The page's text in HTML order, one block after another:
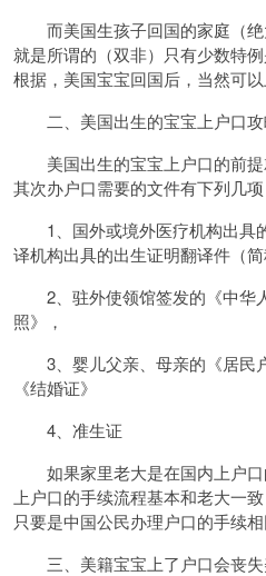
而美国生孩子回国的家庭（绝
就是所谓的（双非）只有少数特
根据，美国宝宝回国后，当然可以
二、美国出生的宝宝上户口攻
美国出生的宝宝上户口的前提
其次办户口需要的文件有下列几项
1、国外或境外医疗机构出具
译机构出具的出生证明翻译件（简
2、驻外使领馆签发的《中华
照》，
3、婴儿父亲、母亲的《居民户
《结婚证》
4、准生证
如果家里老大是在国内上户口
上户口的手续流程基本和老大一
只要是中国公民办理户口的手续相
三、美籍宝宝上了户口会丧失